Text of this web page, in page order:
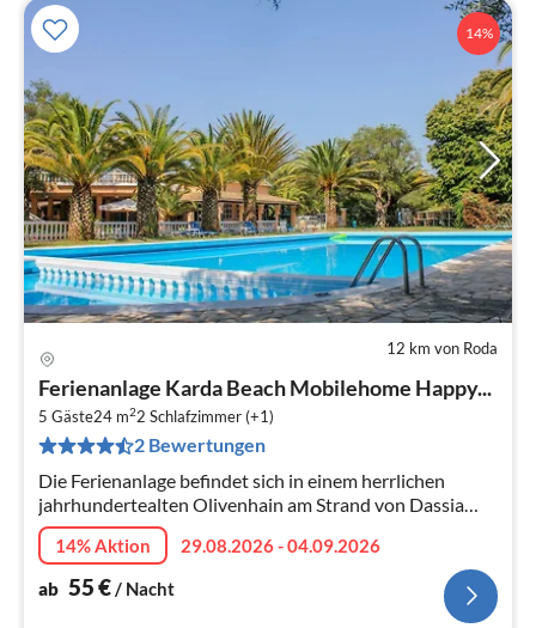
14%
12 km von Roda
Ferienanlage Karda Beach Mobilehome Happy...
5 Gäste24 m22 Schlafzimmer (+1)
2 Bewertungen
Die Ferienanlage befindet sich in einem herrlichen
jahrhundertealten Olivenhain am Strand von Dassia
und ist ein idealer Ausgangspunkt für Ausflüge, um die
Insel Korfu zu entdecken...
14% Aktion
29.08.2026 - 04.09.2026
ab 55€/ Nacht